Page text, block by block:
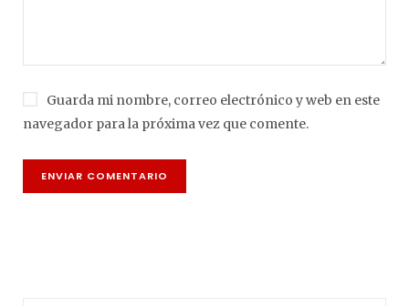
Guarda mi nombre, correo electrónico y web en este
navegador para la próxima vez que comente.